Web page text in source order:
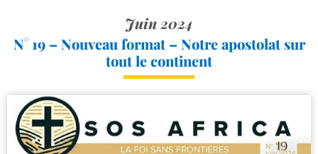
Juin 2024
N° 19 – Nouveau format – Notre apostolat sur
tout le continent